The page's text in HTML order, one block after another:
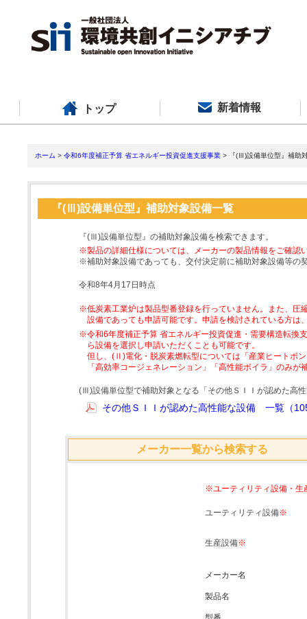
トップ 新着情報
ホーム > 令和6年度補正予算 省エネルギー投資促進支援事業 > 『(Ⅲ)設備単位型』補助
『(Ⅲ)設備単位型』補助対象設備一覧
『(Ⅲ)設備単位型』の補助対象設備を検索できます。
※製品の詳細仕様については、メーカーの製品情報をご確認
※補助対象設備であっても、交付決定前に補助対象設備等の
令和8年4月17日時点
※低炭素工業炉は製品型番登録を行っていません。また、圧
設備であっても申請可能です。申請を検討されている方は
※令和6年度補正予算 省エネルギー投資促進・需要構造転
ら設備を選択し申請いただくことも可能です。
但し、(Ⅱ)電化・脱炭素燃転型については「産業ヒートポ
「高効率コージェネレーション」「高性能ボイラ」のみが
(Ⅲ)設備単位型で補助対象となる「その他ＳＩＩが認めた高
その他ＳＩＩが認めた高性能な設備 一覧（
メーカー一覧から検索する
※ユーティリティ設備・生
ユーティリティ設備※
生産設備※
メーカー名
製品名